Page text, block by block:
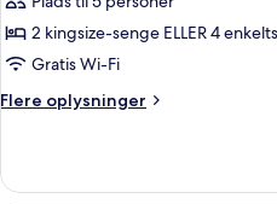
Room
bedrooms
2 kingsize-senge ELLER 4
Gratis Wi-Fi
Flere oplysninger
Flere
Room